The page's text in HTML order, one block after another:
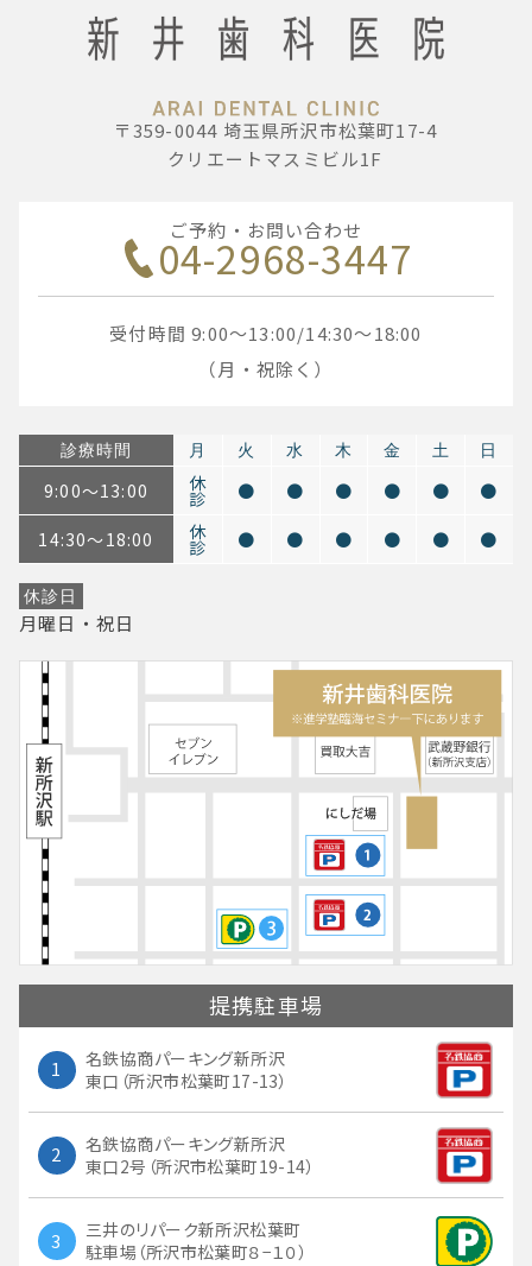
〒359-0044 埼玉県所沢市松葉町17-4
クリエートマスミビル1F
ご予約・お問い合わせ
04-2968-3447
受付時間 9:00～13:00/14:30～18:00
（月・祝除く）
診療時間 月 火 水 木 金 土 日
9:00～13:00 休
診 ● ● ● ● ● ●
14:30～18:00 休
診 ● ● ● ● ● ●
休診日
月曜日・祝日
提携駐車場
1
名鉄協商パーキング新所沢
東口（所沢市松葉町17-13）
2
名鉄協商パーキング新所沢
東口2号（所沢市松葉町19-14）
3
三井のリパーク新所沢松葉町
駐車場（所沢市松葉町８−１０）